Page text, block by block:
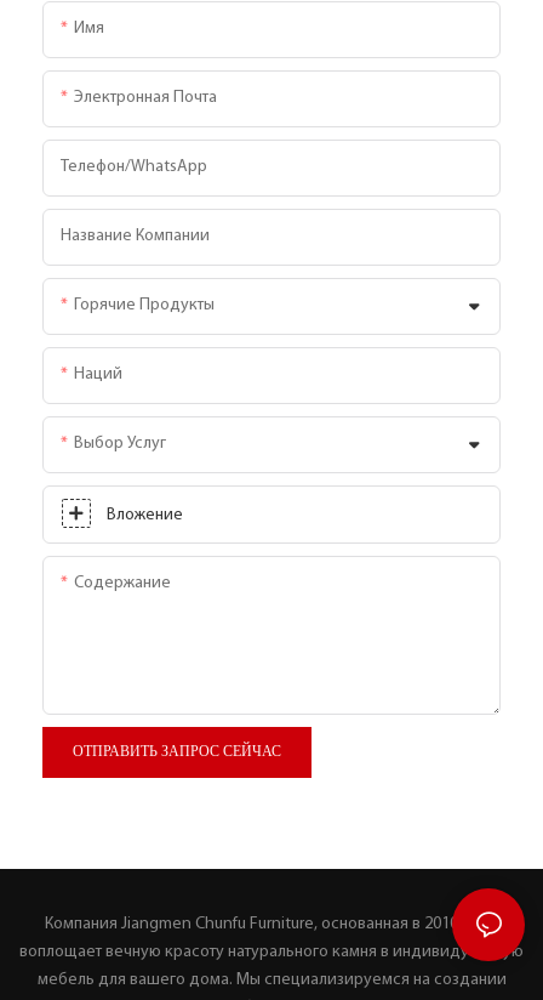
Имя
Электронная Почта
Телефон/WhatsApp
Название Компании
Горячие Продукты
Наций
Выбор Услуг
Вложение
Содержание
ОТПРАВИТЬ ЗАПРОС СЕЙЧАС
Компания Jiangmen Chunfu Furniture, основанная в 2010 году,
воплощает вечную красоту натурального камня в индивидуальную
мебель для вашего дома. Мы специализируемся на создании